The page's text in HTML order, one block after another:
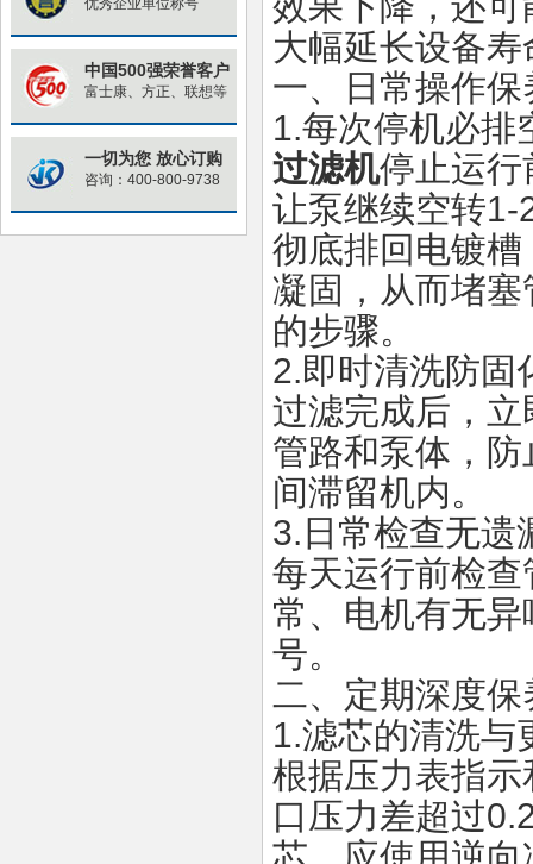
优秀企业单位称号
中国500强荣誉客户
富士康、方正、联想等
一切为您 放心订购
咨询：400-800-9738
大幅延长设备
一、日常操作
1.每次停机必排
过滤机停止运行
让泵继续空转1-
彻底排回电镀
凝固，从而堵
的步骤。
2.即时清洗防固
过滤完成后，
管路和泵体，
间滞留机内。
3. 日常检查无遗
每天运行前检
常、电机有无
号。
二、定期深度
1.滤芯的清洗与
根据压力表指
口压力差超过
芯，应使用逆